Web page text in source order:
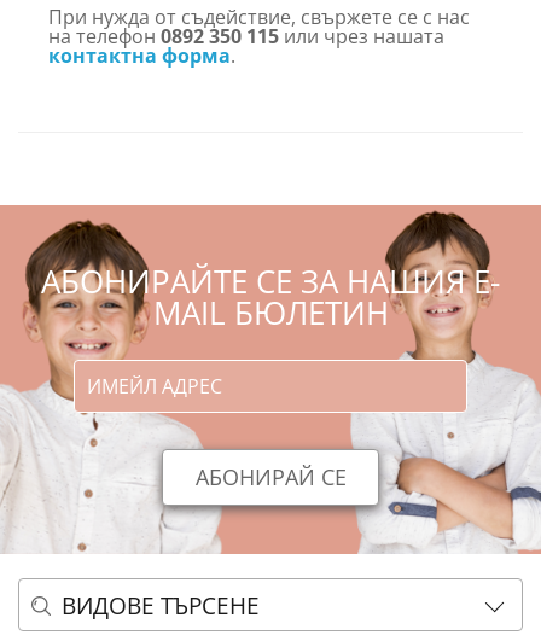
При нужда от съдействие, свържете се с нас
на телефон 0892 350 115 или чрез нашата
контактна форма.
АБОНИРАЙТЕ СЕ ЗА НАШИЯ E-
MAIL БЮЛЕТИН
ВИДОВЕ ТЪРСЕНЕ